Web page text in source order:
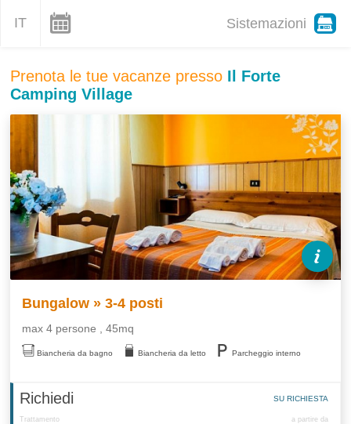
IT Sistemazioni
Prenota le tue vacanze presso Il Forte
Camping Village
Bungalow » 3-4 posti
max 4 persone , 45mq
Biancheria da bagno Biancheria da letto Parcheggio interno
Richiedi SU RICHIESTA
Trattamento a partire da